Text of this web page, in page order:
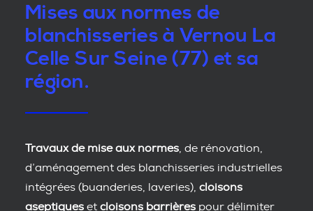
Mises aux normes de
blanchisseries à Vernou La
Celle Sur Seine (77) et sa
région.
Travaux de mise aux normes , de rénovation,
d’aménagement des blanchisseries industrielles
intégrées (buanderies, laveries), cloisons
aseptiques et cloisons barrières pour délimiter